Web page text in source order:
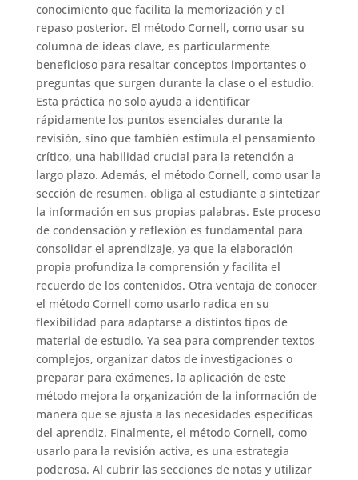
conocimiento que facilita la memorización y el
repaso posterior. El método Cornell, como usar su
columna de ideas clave, es particularmente
beneficioso para resaltar conceptos importantes o
preguntas que surgen durante la clase o el estudio.
Esta práctica no solo ayuda a identificar
rápidamente los puntos esenciales durante la
revisión, sino que también estimula el pensamiento
crítico, una habilidad crucial para la retención a
largo plazo. Además, el método Cornell, como usar la
sección de resumen, obliga al estudiante a sintetizar
la información en sus propias palabras. Este proceso
de condensación y reflexión es fundamental para
consolidar el aprendizaje, ya que la elaboración
propia profundiza la comprensión y facilita el
recuerdo de los contenidos. Otra ventaja de conocer
el método Cornell como usarlo radica en su
flexibilidad para adaptarse a distintos tipos de
material de estudio. Ya sea para comprender textos
complejos, organizar datos de investigaciones o
preparar para exámenes, la aplicación de este
método mejora la organización de la información de
manera que se ajusta a las necesidades específicas
del aprendiz. Finalmente, el método Cornell, como
usarlo para la revisión activa, es una estrategia
poderosa. Al cubrir las secciones de notas y utilizar